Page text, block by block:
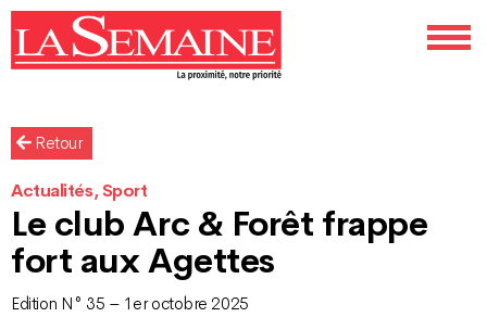
Retour
Actualités, Sport
Le club Arc & Forêt frappe
fort aux Agettes
Edition N° 35 – 1er octobre 2025